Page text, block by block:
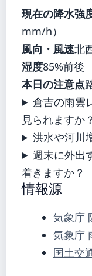
現在の降水強
mm/h）
風向・風速北
湿度85%前後
本日の注意点
倉吉の雨雲
見られますか？
洪水や河川
週末に外出
着きますか？
情報源
気象庁
気象庁
国土交